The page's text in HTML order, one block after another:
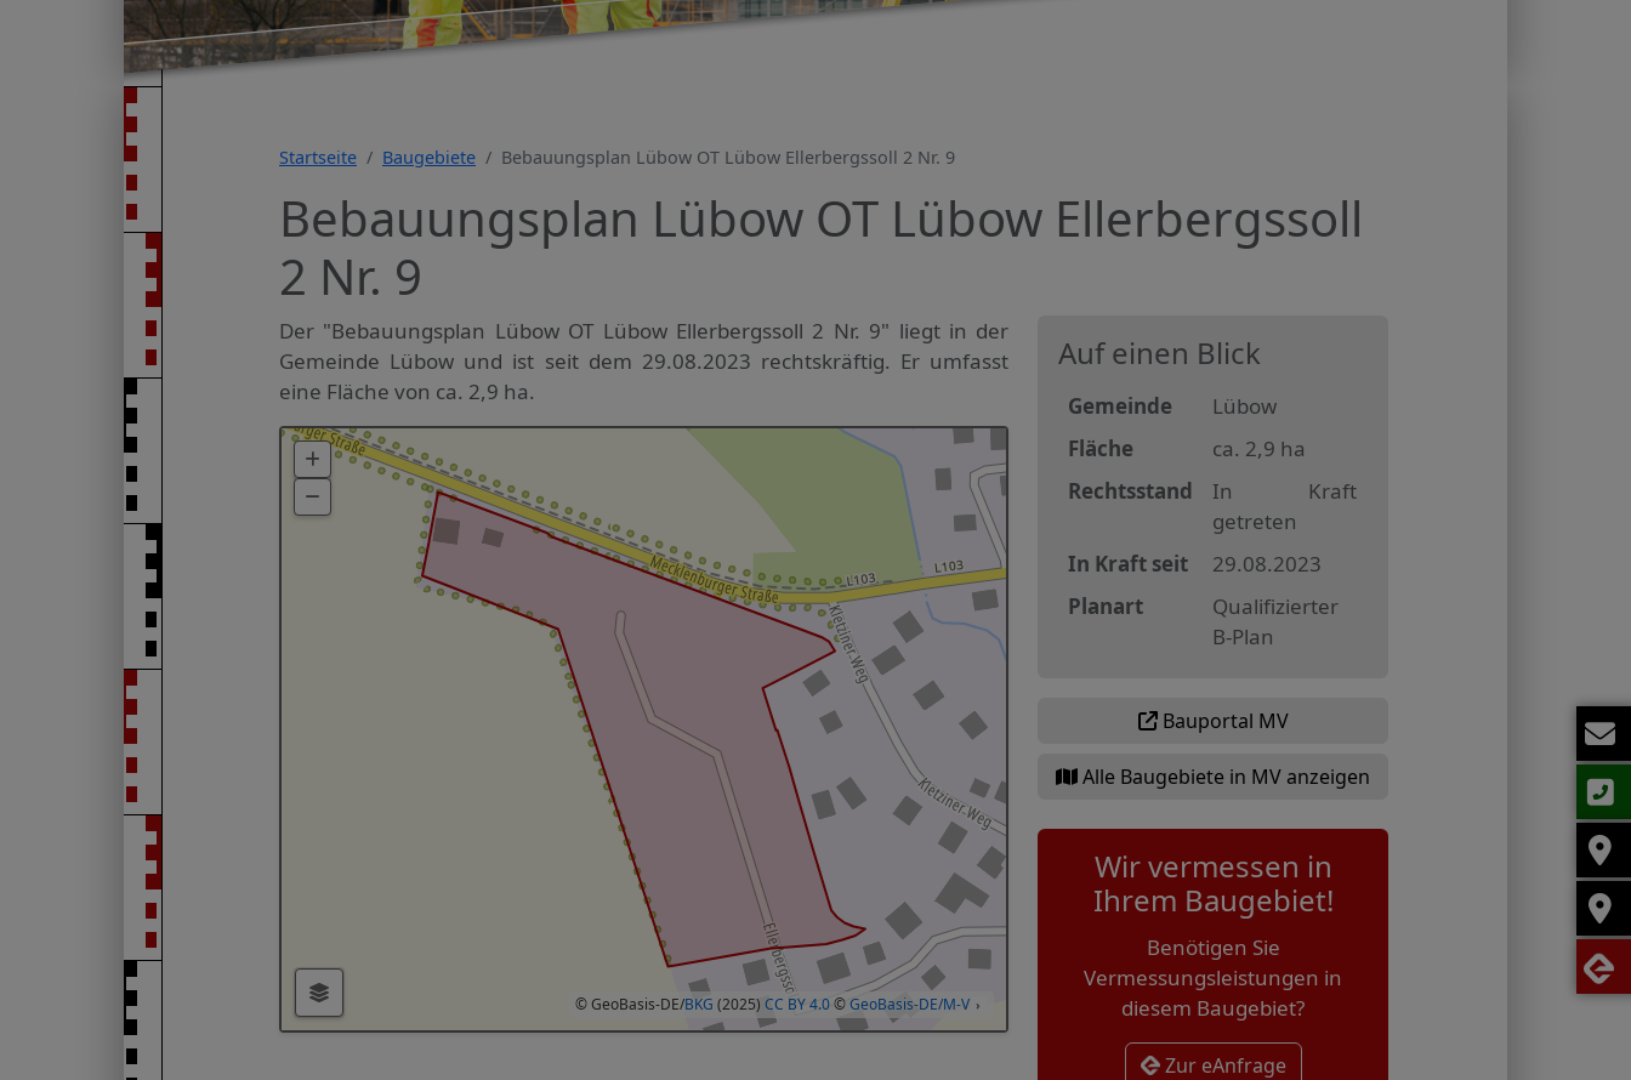
Startseite Baugebiete Bebauungsplan Lübow OT Lübow Ellerbergssoll 2 Nr. 9
Bebauungsplan Lübow OT Lübow Ellerbergssoll
2 Nr. 9
Der "Bebauungsplan Lübow OT Lübow Ellerbergssoll 2 Nr. 9" liegt in der
Gemeinde Lübow und ist seit dem 29.08.2023 rechtskräftig. Er umfasst
eine Fläche von ca. 2,9 ha.
›
© GeoBasis-DE/BKG (2025) CC BY 4.0 ©GeoBasis-DE/M-V
Auf einen Blick
Gemeinde
Lübow
Fläche
ca. 2,9 ha
Rechtsstand
In Kraft
getreten
In Kraft seit
29.08.2023
Planart
Qualifizierter
B-Plan
Bauportal MV
Alle Baugebiete in MV anzeigen
Wir vermessen in
Ihrem Baugebiet!
Benötigen Sie
Vermessungsleistungen in
diesem Baugebiet?
Zur eAnfrage